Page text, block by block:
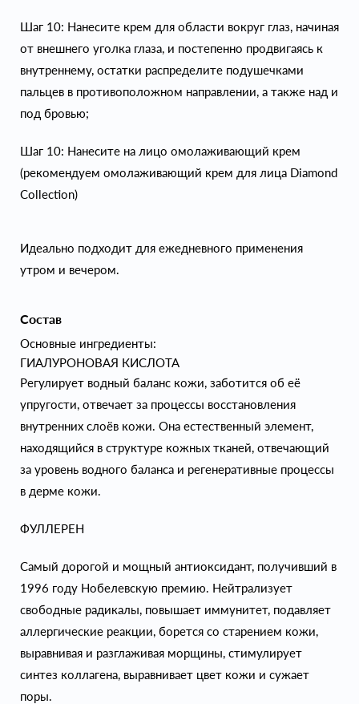
Шаг 10: Нанесите крем для области вокруг глаз, начиная
от внешнего уголка глаза, и постепенно продвигаясь к
внутреннему, остатки распределите подушечками
пальцев в противоположном направлении, а также над и
под бровью;
Шаг 10: Нанесите на лицо омолаживающий крем
(рекомендуем омолаживающий крем для лица Diamond
Collection)
Идеально подходит для ежедневного применения
утром и вечером.
Состав
Основные ингредиенты:
ГИАЛУРОНОВАЯ КИСЛОТА
Регулирует водный баланс кожи, заботится об её
упругости, отвечает за процессы восстановления
внутренних слоёв кожи. Она естественный элемент,
находящийся в структуре кожных тканей, отвечающий
за уровень водного баланса и регенеративные процессы
в дерме кожи.
ФУЛЛЕРЕН
Самый дорогой и мощный антиоксидант, получивший в
1996 году Нобелевскую премию. Нейтрализует
свободные радикалы, повышает иммунитет, подавляет
аллергические реакции, борется со старением кожи,
выравнивая и разглаживая морщины, стимулирует
синтез коллагена, выравнивает цвет кожи и сужает
поры.